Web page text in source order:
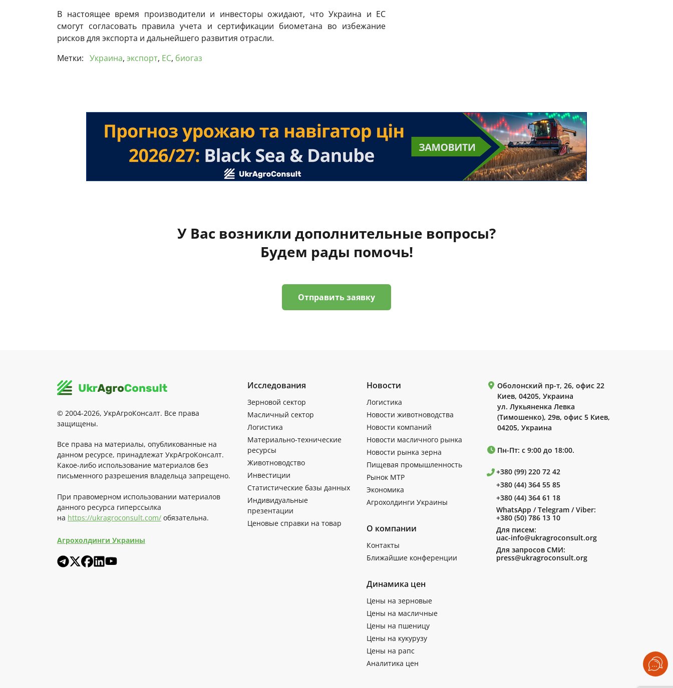
В настоящее время производители и инвесторы ожидают, что Украина и ЕС
смогут согласовать правила учета и сертификации биометана во избежание
рисков для экспорта и дальнейшего развития отрасли.
Метки: Украина, экспорт, ЕС, биогаз
У Вас возникли дополнительные вопросы?
Будем рады помочь!
Отправить заявку
© 2004-2026, УкрАгроКонсалт. Все права
защищены.
Все права на материалы, опубликованные на
данном ресурсе, принадлежат УкрАгроКонсалт.
Какое-либо использование материалов без
письменного разрешения владельца запрещено.
При правомерном использовании материалов
данного ресурса гиперссылка
на https://ukragroconsult.com/ обязательна.
Агрохолдинги Украины
Исследования
Зерновой сектор
Масличный сектор
Логистика
Материально-технические
ресурсы
Животноводство
Инвестиции
Статистические базы данных
Индивидуальные
презентации
Ценовые справки на товар
Новости
Логистика
Новости животноводства
Новости компаний
Новости масличного рынка
Новости рынка зерна
Пищевая промышленность
Рынок МТР
Экономика
Агрохолдинги Украины
О компании
Контакты
Ближайшие конференции
Динамика цен
Цены на зерновые
Цены на масличные
Цены на пшеницу
Цены на кукурузу
Цены на рапс
Аналитика цен
Оболонский пр-т, 26, офис 22
Киев, 04205, Украина
ул. Лукьяненка Левка
(Тимошенко), 29в, офис 5 Киев,
04205, Украина
Пн-Пт: с 9:00 до 18:00.
+380 (99) 220 72 42
+380 (44) 364 55 85
+380 (44) 364 61 18
WhatsApp / Telegram / Viber:
+380 (50) 786 13 10
Для писем:
uac-info@ukragroconsult.org
Для запросов СМИ:
press@ukragroconsult.org